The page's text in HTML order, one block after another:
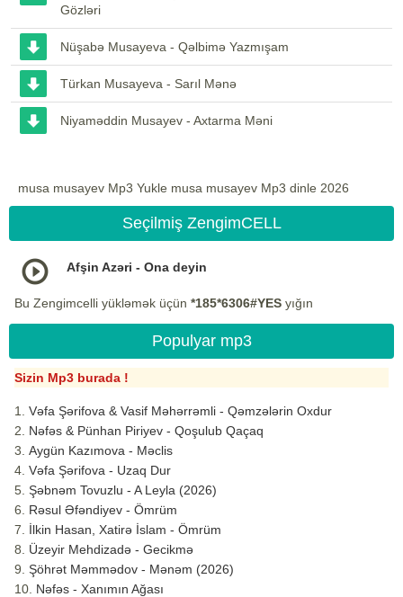
Gözləri
Nüşabə Musayeva - Qəlbimə Yazmışam
Türkan Musayeva - Sarıl Mənə
Niyaməddin Musayev - Axtarma Məni
musa musayev Mp3 Yukle musa musayev Mp3 dinle 2026
Seçilmiş ZengimCELL
Afşin Azəri - Ona deyin
Bu Zengimcelli yükləmək üçün *185*6306#YES yığın
Populyar mp3
Sizin Mp3 burada !
Vəfa Şərifova & Vasif Məhərrəmli - Qəmzələrin Oxdur
Nəfəs & Pünhan Piriyev - Qoşulub Qaçaq
Aygün Kazımova - Məclis
Vəfa Şərifova - Uzaq Dur
Şəbnəm Tovuzlu - A Leyla (2026)
Rəsul Əfəndiyev - Ömrüm
İlkin Hasan, Xatirə İslam - Ömrüm
Üzeyir Mehdizadə - Gecikmə
Şöhrət Məmmədov - Mənəm (2026)
Nəfəs - Xanımın Ağası